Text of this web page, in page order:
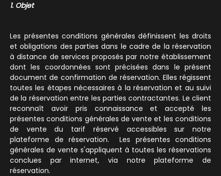
1. Objet
Les présentes conditions générales définissent les droits
et obligations des parties dans le cadre de la réservation
à distance de services proposés par notre établissement
dont les coordonnées sont précisées dans le présent
document de confirmation de réservation. Elles régissent
toutes les étapes nécessaires à la réservation et au suivi
de la réservation entre les parties contractantes. Le client
reconnaît avoir pris connaissance et accepté les
présentes conditions générales de vente et les conditions
de vente du tarif réservé accessibles sur notre
plateforme de réservation. Les présentes conditions
générales de vente s'appliquent à toutes les réservations
conclues par internet, via notre plateforme de
réservation.